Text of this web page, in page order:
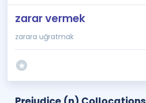
zarar vermek
zarara uğratmak